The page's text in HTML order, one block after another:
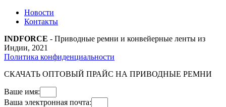
Новости
Контакты
INDFORCE - Приводные ремни и конвейерные ленты из
Индии, 2021
Политика конфиденциальности
СКАЧАТЬ ОПТОВЫЙ ПРАЙС НА ПРИВОДНЫЕ РЕМНИ
Ваше имя:
Ваша электронная почта: